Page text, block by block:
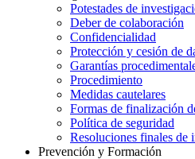
Potestades de
Deber de colaboración
Confidencialidad
Protección y cesión de
Garantías
Procedimiento
Medidas cautelares
Formas de finalización
Política de seguridad
Resoluciones finales de
Prevención y Formación